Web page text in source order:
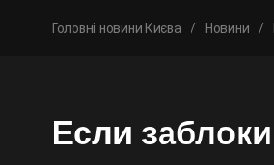
Головні новини Києва / Новини /
Если